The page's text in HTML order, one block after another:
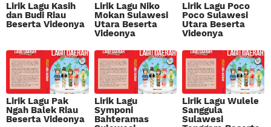
Lirik Lagu Kasih
dan Budi Riau
Beserta Videonya
Lirik Lagu Niko
Mokan Sulawesi
Utara Beserta
Videonya
Lirik Lagu Poco
Poco Sulawesi
Utara Beserta
Videonya
Lirik Lagu Pak
Ngah Balek Riau
Beserta Videonya
Lirik Lagu
Symponi
Bahteramas
Lirik Lagu Wulele
Sanggula
Sulawesi